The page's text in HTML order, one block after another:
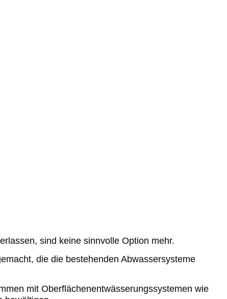
sind keine sinnvolle Option mehr.
die die bestehenden Abwassersysteme
mit Oberflächenentwässerungssystemen wie